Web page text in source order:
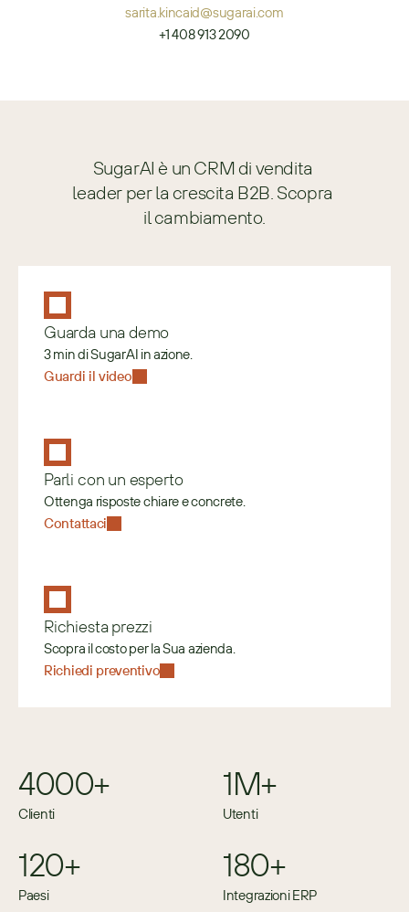
sarita.kincaid@sugarai.com
+1 408 913 2090
SugarAI è un CRM di vendita
leader per la crescita B2B. Scopra
il cambiamento.
Guarda una demo
3 min di SugarAI in azione.
Guardi il video
Parli con un esperto
Ottenga risposte chiare e concrete.
Contattaci
Richiesta prezzi
Scopra il costo per la Sua azienda.
Richiedi preventivo
4000+
Clienti
1M+
Utenti
120+
Paesi
180+
Integrazioni ERP